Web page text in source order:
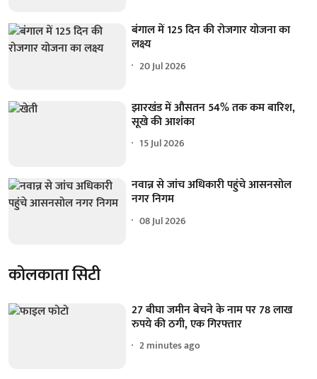
बंगाल में 125 दिन की रोजगार योजना का
लक्ष्य
20 Jul 2026
झारखंड में औसतन 54% तक कम बारिश,
सूखे की आशंका
15 Jul 2026
नवान्न से जांच अधिकारी पहुंचे आसनसोल
नगर निगम
08 Jul 2026
कोलकाता सिटी
27 बीघा जमीन बेचने के नाम पर 78 लाख
रुपये की ठगी, एक गिरफ्तार
2 minutes ago